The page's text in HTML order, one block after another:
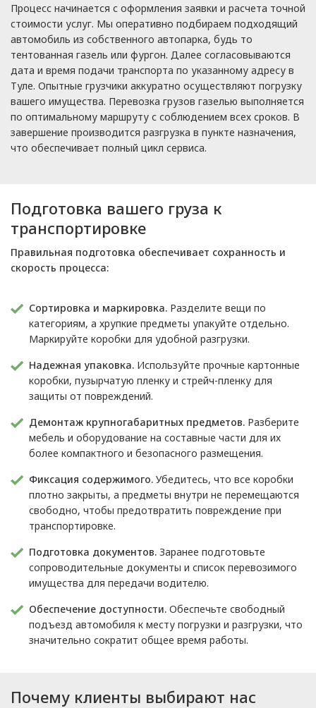
Процесс начинается с оформления заявки и расчета точной
стоимости услуг. Мы оперативно подбираем подходящий
автомобиль из собственного автопарка, будь то
тентованная газель или фургон. Далее согласовываются
дата и время подачи транспорта по указанному адресу в
Туле. Опытные грузчики аккуратно осуществляют погрузку
вашего имущества. Перевозка грузов газелью выполняется
по оптимальному маршруту с соблюдением всех сроков. В
завершение производится разгрузка в пункте назначения,
что обеспечивает полный цикл сервиса.
Подготовка вашего груза к
транспортировке
Правильная подготовка обеспечивает сохранность и
скорость процесса:
Сортировка и маркировка. Разделите вещи по
категориям, а хрупкие предметы упакуйте отдельно.
Маркируйте коробки для удобной разгрузки.
Надежная упаковка. Используйте прочные картонные
коробки, пузырчатую пленку и стрейч-пленку для
защиты от повреждений.
Демонтаж крупногабаритных предметов. Разберите
мебель и оборудование на составные части для их
более компактного и безопасного размещения.
Фиксация содержимого. Убедитесь, что все коробки
плотно закрыты, а предметы внутри не перемещаются
свободно, чтобы предотвратить повреждение при
транспортировке.
Подготовка документов. Заранее подготовьте
сопроводительные документы и список перевозимого
имущества для передачи водителю.
Обеспечение доступности. Обеспечьте свободный
подъезд автомобиля к месту погрузки и разгрузки, что
значительно сократит общее время работы.
Почему клиенты выбирают нас